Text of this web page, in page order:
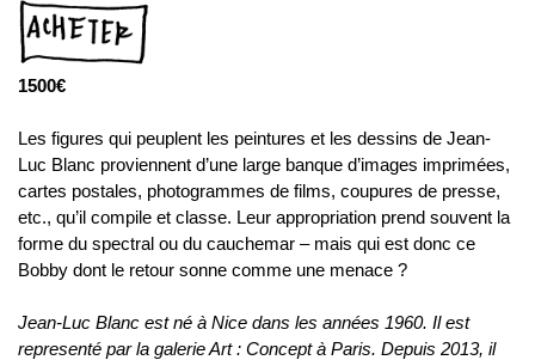
1500€
Les figures qui peuplent les peintures et les dessins de Jean-
Luc Blanc proviennent d’une large banque d’images imprimées,
cartes postales, photogrammes de films, coupures de presse,
etc., qu’il compile et classe. Leur appropriation prend souvent la
forme du spectral ou du cauchemar – mais qui est donc ce
Bobby dont le retour sonne comme une menace ?
Jean-Luc Blanc est né à Nice dans les années 1960. Il est
representé par la galerie Art : Concept à Paris. Depuis 2013, il